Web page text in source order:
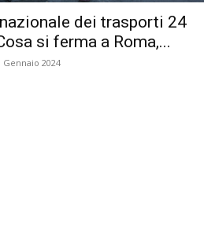
dei trasporti 24
si ferma a Roma,...
Gennaio 2024